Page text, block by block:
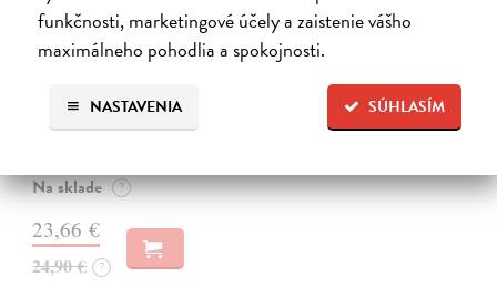
funkčnosti, marketingové účely a zaistenie vášho
maximálneho pohodlia a spokojnosti.
SÚHLASÍM
NASTAVENIA
Nová kuchárska kniha
Máte pravdu, knižný trh prekypuje kuchárskymi knihami. Nová
kuchárska kniha z pera najpovolanejšej gazdinky Terézie Vansovej je
Na sklade ?
23,66 €
24,90 € ?